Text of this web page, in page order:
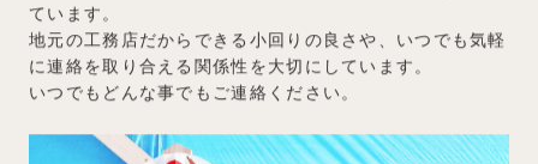
ています。
地元の工務店だからできる小回りの良さや、いつでも気軽
に連絡を取り合える関係性を大切にしています。
いつでもどんな事でもご連絡ください。